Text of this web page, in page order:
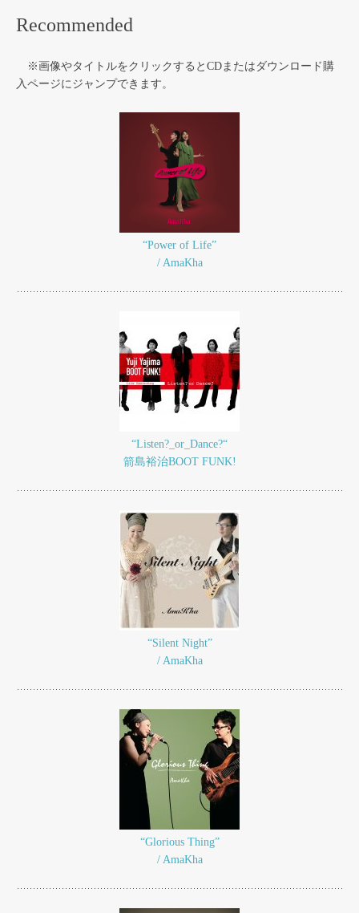
Recommended
※画像やタイトルをクリックするとCDまたはダウンロード購
入ページにジャンプできます。
“Power of Life”
/ AmaKha
“Listen?_or_Dance?“
箭島裕治BOOT FUNK!
“Silent Night”
/ AmaKha
“Glorious Thing”
/ AmaKha